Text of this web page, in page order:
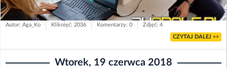
Autor: Aga_Ko Kliknięć: 2036 Komentarzy: 0 Zdjęć: 4
CZYTAJ DALEJ >>
Wtorek, 19 czerwca 2018